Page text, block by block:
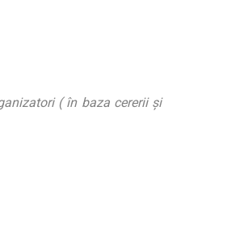
( în baza cererii și